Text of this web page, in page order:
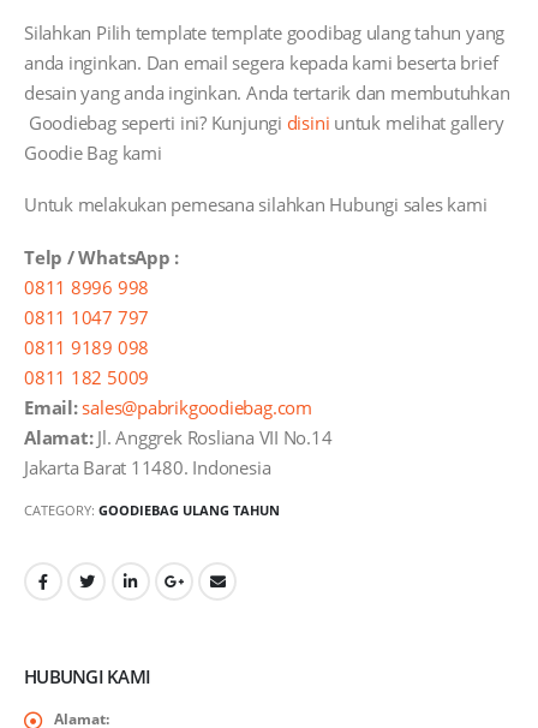
Silahkan Pilih template template goodibag ulang tahun yang
anda inginkan. Dan email segera kepada kami beserta brief
desain yang anda inginkan. Anda tertarik dan membutuhkan
Goodiebag seperti ini? Kunjungi disini untuk melihat gallery
Goodie Bag kami
Untuk melakukan pemesana silahkan Hubungi sales kami
Telp / WhatsApp :
0811 8996 998
0811 1047 797
0811 9189 098
0811 182 5009
Email: sales@pabrikgoodiebag.com
Alamat:Jl. Anggrek Rosliana VII No.14
Jakarta Barat 11480. Indonesia
CATEGORY: GOODIEBAG ULANG TAHUN
HUBUNGI KAMI
Alamat: